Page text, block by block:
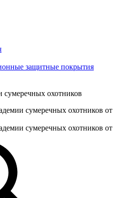
защитные покрытия
охотников